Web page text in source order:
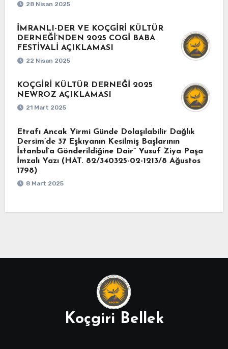
28 Nisan 2025
İMRANLI-DER VE KOÇGİRİ KÜLTÜR
DERNEĞİ’NDEN 2025 COGİ BABA
FESTİVALİ AÇIKLAMASI
22 Nisan 2025
KOÇGİRİ KÜLTÜR DERNEĞİ 2025
NEWROZ AÇIKLAMASI
21 Mart 2025
Etrafı Ancak Yirmi Günde Dolaşılabilir Dağlık
Dersim’de 37 Eşkıyanın Kesilmiş Başlarının
İstanbul’a Gönderildiğine Dair” Yusuf Ziya Paşa
İmzalı Yazı (HAT. 82/340325-02-1213/8 Ağustos
1798)
8 Mart 2025
Koçgiri Bellek